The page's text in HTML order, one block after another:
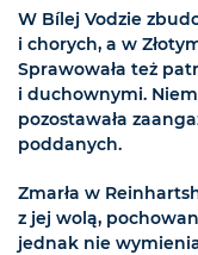
W Bílej Vodzie
i chorych, a w
Sprawowała też
i duchownymi.
pozostawała
poddanych.
Zmarła w
z jej wolą,
jednak nie